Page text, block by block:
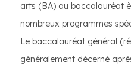
arts (BA) au baccalauréat
nombreux programmes
Le baccalauréat général
généralement décerné